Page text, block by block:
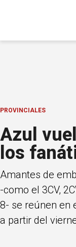
PROVINCIALES
Azul
los
Amantes de
-como el 3CV,
8- se reúnen en
a partir del